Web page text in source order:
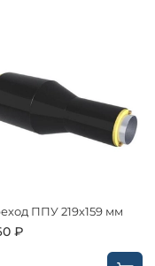
ППУ 219х159 мм
₽